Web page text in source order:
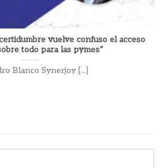
vuelve confuso el acceso
todo para las pymes”
Blanco Synerjoy [...]